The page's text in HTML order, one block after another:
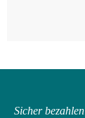
Sicher bezahlen